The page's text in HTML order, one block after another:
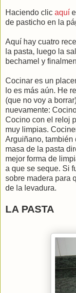
Haciendo clic aquí
de pasticho en la
Aquí hay cuatro
la pasta, luego la
bechamel y
Cocinar es un
lo es más aún. He
(que no voy a
nuevamente:
Cocino con el reloj
muy limpias.
Arguiñano, también
masa de la pasta
mejor forma de
a que se seque. Si
sobre madera para
de la levadura.
LA PASTA